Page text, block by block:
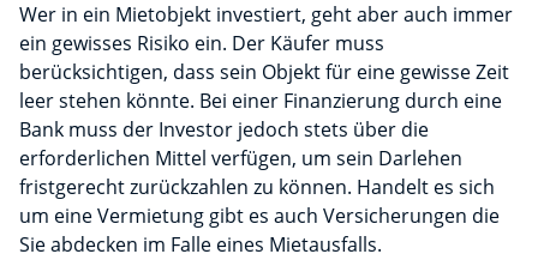
Wer in ein Mietobjekt investiert, geht aber auch immer
ein gewisses Risiko ein. Der Käufer muss
berücksichtigen, dass sein Objekt für eine gewisse Zeit
leer stehen könnte. Bei einer Finanzierung durch eine
Bank muss der Investor jedoch stets über die
erforderlichen Mittel verfügen, um sein Darlehen
fristgerecht zurückzahlen zu können. Handelt es sich
um eine Vermietung gibt es auch Versicherungen die
Sie abdecken im Falle eines Mietausfalls.